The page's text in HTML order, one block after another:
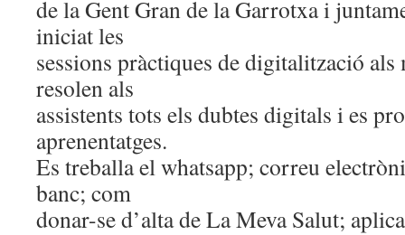
de la Gent Gran de la Garrotxa i
iniciat les
sessions pràctiques de digitalització
resolen als
assistents tots els dubtes digitals i es
aprenentatges.
Es treballa el whatsapp; correu
banc; com
donar-se d’alta de La Meva Salut;